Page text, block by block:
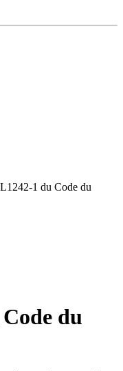
1 du Code du
du